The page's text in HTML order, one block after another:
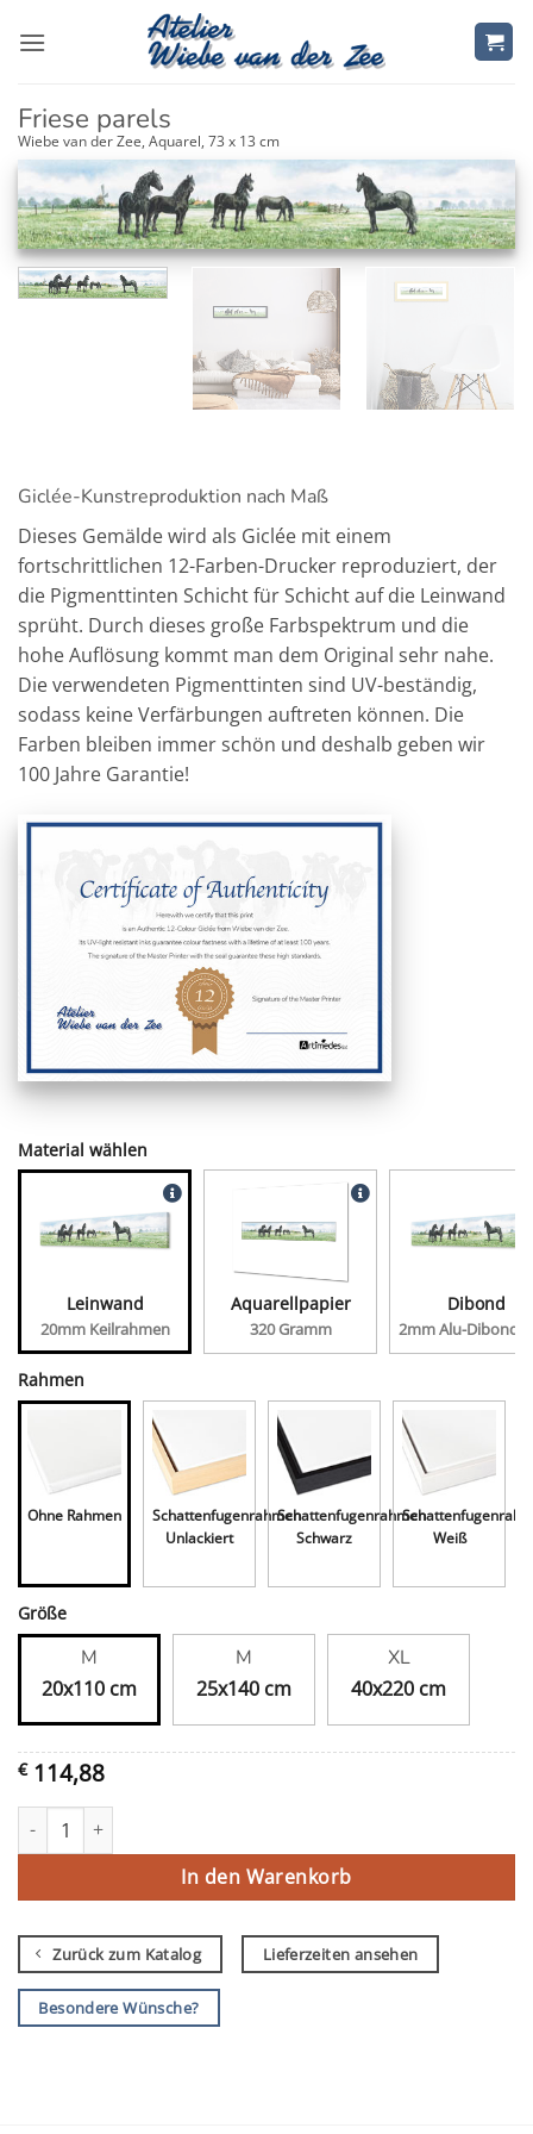
Inhalt
Friese parels
Wiebe van der Zee, Aquarel, 73 x 13 cm
Giclée-Kunstreproduktion nach Maß
Dieses Gemälde wird als Giclée mit einem
fortschrittlichen 12-Farben-Drucker reproduziert, der
die Pigmenttinten Schicht für Schicht auf die Leinwand
sprüht. Durch dieses große Farbspektrum und die
hohe Auflösung kommt man dem Original sehr nahe.
Die verwendeten Pigmenttinten sind UV-beständig,
sodass keine Verfärbungen auftreten können. Die
Farben bleiben immer schön und deshalb geben wir
100 Jahre Garantie!
Material wählen
Leinwand
20mm Keilrahmen
Aquarellpapier
320 Gramm
Dibond
2mm Alu-Dibond,
Rahmen
Ohne Rahmen
Schattenfugenrahmen
Unlackiert
Schattenfugenrahmen
Schwarz
Weiß
Größe
M
20x110 cm
M
25x140 cm
XL
40x220 cm
€114,88
Friese parels Menge
In den Warenkorb
Zurück zum Katalog Lieferzeiten ansehen
Besondere Wünsche?